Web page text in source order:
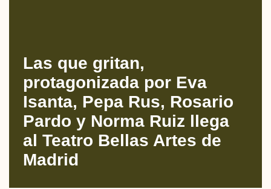
Las que gritan,
protagonizada por Eva
Isanta, Pepa Rus, Rosario
Pardo y Norma Ruiz llega
al Teatro Bellas Artes de
Madrid